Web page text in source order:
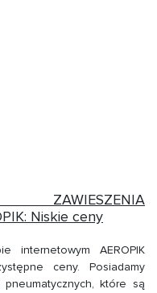
Niskie ceny
internetowym AEROPIK
ceny. Posiadamy
które są